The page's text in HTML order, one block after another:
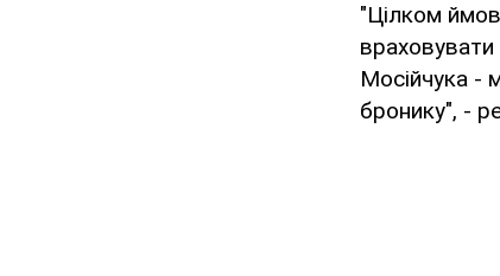
"Цілком
Мосійчука -
бронику", -